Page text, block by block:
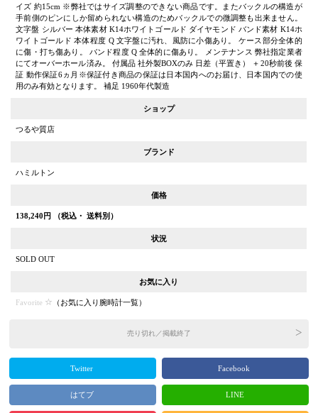
イズ 約15cm ※弊社ではサイズ調整のできない商品です。またバックルの構造が
手前側のピンにしか留められない構造のためバックルでの微調整も出来ません。
文字盤 シルバー 本体素材 K14ホワイトゴールド ダイヤモンド バンド素材 K14ホ
ワイトゴールド 本体程度 Q 文字盤に汚れ、風防に小傷あり。 ケース部分全体的
に傷・打ち傷あり。 バンド程度 Q 全体的に傷あり。 メンテナンス 弊社指定業者
にてオーバーホール済み。 付属品 社外製BOXのみ 日差（平置き） ＋20秒前後 保
証 動作保証6ヵ月※保証付き商品の保証は日本国内へのお届け、日本国内での使
用のみ有効となります。 補足 1960年代製造
ショップ
つるや質店
ブランド
ハミルトン
価格
138,240 円 （税込・ 送料別）
状況
SOLD OUT
お気に入り
Favorite （お気に入り腕時計一覧）
売り切れ／掲載終了
Twitter Facebook
はてブ LINE